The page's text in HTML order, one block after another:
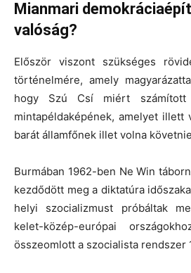
Mianmari
valóság?
Először viszont szükséges
történelmére, amely
hogy Szú Csí miért számított
mintapéldaképének, amelyet illett
barát államfőnek illet volna
Burmában 1962-ben Ne Win
kezdődött meg a diktatúra
helyi szocializmust próbáltak
kelet-közép-európai
összeomlott a szocialista rendszer